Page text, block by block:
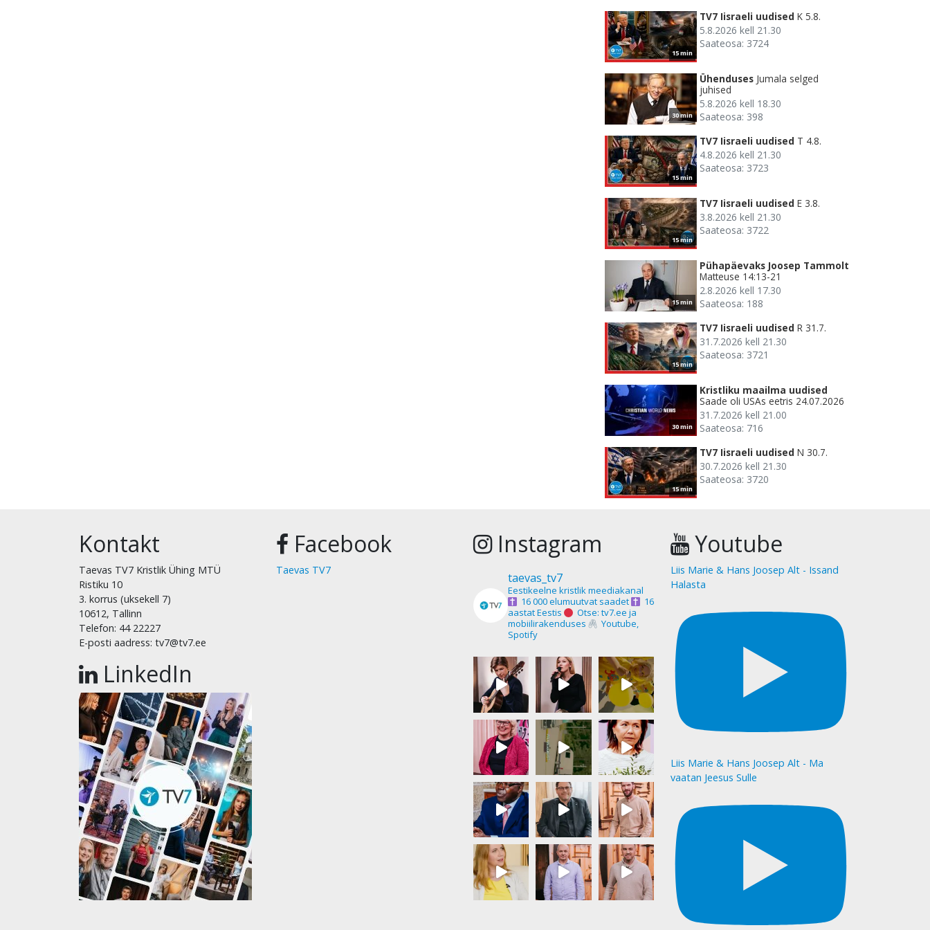
15 min
TV7 Iisraeli uudised K 5.8.
5.8.2026 kell 21.30
Saateosa: 3724
30 min
Ühenduses Jumala selged
juhised
5.8.2026 kell 18.30
Saateosa: 398
15 min
TV7 Iisraeli uudised T 4.8.
4.8.2026 kell 21.30
Saateosa: 3723
15 min
TV7 Iisraeli uudised E 3.8.
3.8.2026 kell 21.30
Saateosa: 3722
15 min
Pühapäevaks Joosep Tammolt
Matteuse 14:13-21
2.8.2026 kell 17.30
Saateosa: 188
15 min
TV7 Iisraeli uudised R 31.7.
31.7.2026 kell 21.30
Saateosa: 3721
30 min
Kristliku maailma uudised
Saade oli USAs eetris 24.07.2026
31.7.2026 kell 21.00
Saateosa: 716
15 min
TV7 Iisraeli uudised N 30.7.
30.7.2026 kell 21.30
Saateosa: 3720
Kontakt
Taevas TV7 Kristlik Ühing MTÜ
Ristiku 10
3. korrus (uksekell 7)
10612, Tallinn
Telefon: 44 22227
E-posti aadress: tv7@tv7.ee
LinkedIn
Facebook
Taevas TV7
Instagram
taevas_tv7
Eestikeelne kristlik meediakanal
16 000 elumuutvat saadet
16
aastat Eestis
Otse: tv7.ee ja
mobiilirakenduses
Youtube,
Spotify
Youtube
Liis Marie & Hans Joosep Alt - Issand
Halasta
Liis Marie & Hans Joosep Alt - Ma
vaatan Jeesus Sulle